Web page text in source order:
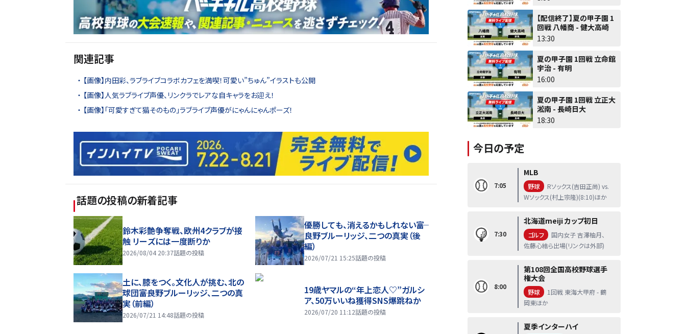
関連記事
【画像】内田彩、ラブライブコラボカフェを満喫！可愛い”ちゅん”イラストも公開
【画像】人気ラブライブ声優、リンクラでレアな自キャラをお迎え！
【画像】「可愛すぎて猫そのもの」ラブライブ声優がにゃんにゃんポーズ！
話題の投稿の新着記事
鈴木彩艶争奪戦、欧州4クラブが接
触 リーズには一度断りか
2026/08/04 20:37話題の投稿
優勝しても、消えるかもしれない――富
良野ブルーリッジ、二つの真実（後
編）
2026/07/21 15:25話題の投稿
土に、膝をつく。文化人が挑む、北の
球団――富良野ブルーリッジ、二つの真
実（前編）
2026/07/21 14:48話題の投稿
19歳ヤマルの“年上恋人♡”ガルシ
ア、50万いいね獲得SNS爆跳ねか
2026/07/20 11:12話題の投稿
【配信終了】夏の甲子園 1
回戦 八幡商 - 健大高崎
13:30
夏の甲子園 1回戦 立命館
宇治 - 有明
16:00
夏の甲子園 1回戦 立正大
淞南 - 長崎日大
18:30
今日の予定
7:05
MLB
野球
Rソックス(吉田正尚) vs.
Wソックス(村上宗隆)(8:10)ほか
7:30
北海道meiji カップ初日
ゴルフ
国内女子 吉澤柚月、
佐藤心結ら出場(リンクは外部)
8:00
第108回全国高校野球選手
権大会
野球
1回戦 東海大甲府 - 鶴
岡東ほか
夏季インターハイ